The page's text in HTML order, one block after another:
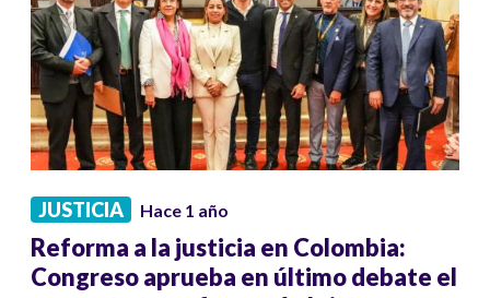
JUSTICIA Hace 1 año
Reforma a la justicia en Colombia:
Congreso aprueba en último debate el